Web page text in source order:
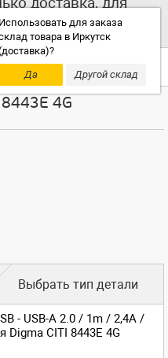
Использовать для заказа
товара в Иркутск
Да
Другой склад
выбирайте
другой склад!
4G
Выбрать тип детали
- USB-A 2.0 / 1m / 2,4A /
Digma CITI 8443E 4G